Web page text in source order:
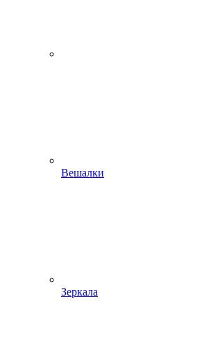
Вешалки
Зеркала